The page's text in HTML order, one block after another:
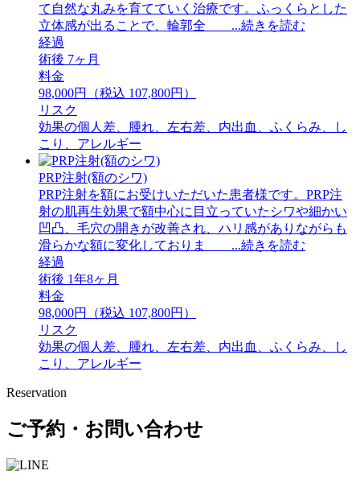
て自然な丸みを育てていく治療です。ふっくらとした
立体感が出ることで、輪郭全 ...続きを読む
経過
術後 7ヶ月
料金
98,000円（税込 107,800円）
リスク
効果の個人差、腫れ、左右差、内出血、ふくらみ、し
こり、アレルギー
PRP注射(額のシワ)
PRP注射を額にお受けいただいた患者様です。PRP注
射の肌再生効果で額中心に目立っていたシワや細かい
凹凸、毛穴の開きが改善され、ハリ感がありながらも
滑らかな額に変化しておりま ...続きを読む
経過
術後 1年8ヶ月
料金
98,000円（税込 107,800円）
リスク
効果の個人差、腫れ、左右差、内出血、ふくらみ、し
こり、アレルギー
Reservation
ご予約・お問い合わせ